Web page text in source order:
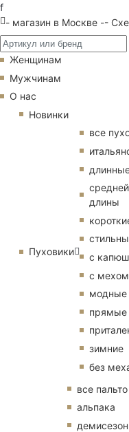
f
- магазин в Москве --
Женщинам
Мужчинам
О нас
Новинки
Пуховики
все
средней
длины
с
с мехом
модные
прямые
зимние
без
все пальто
альпака